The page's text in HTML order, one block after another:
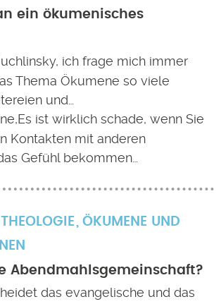
ein ökumenisches
ich frage mich immer
Thema Ökumene so viele
und…
ist wirklich schade, wenn Sie
Kontakten mit anderen
Gefühl bekommen…
ÖKUMENE UND
Abendmahlsgemeinschaft?
das evangelische und das